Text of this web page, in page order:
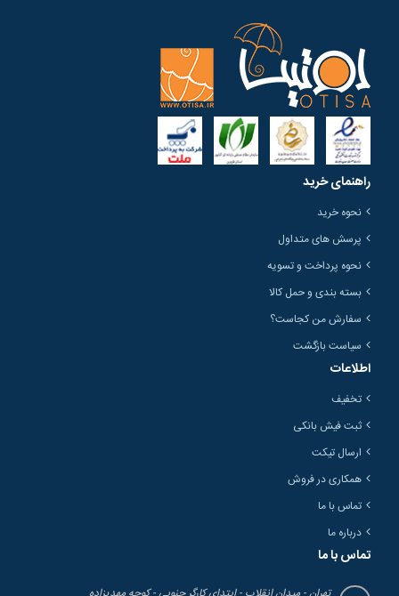
راهنمای خرید
نحوه خرید
پرسش های متداول
نحوه پرداخت و تسویه
بسته بندی و حمل کالا
سفارش من کجاست؟
سیاست بازگشت
اطلاعات
تخفیف
ثبت فیش بانکی
ارسال تیکت
همکاری در فروش
تماس با ما
درباره ما
تماس با ما